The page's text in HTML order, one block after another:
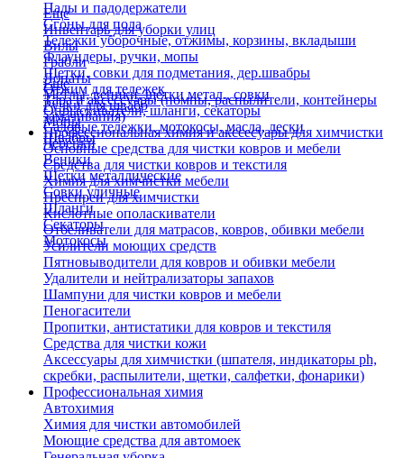
Пады и падодержатели
Сгоны для пола
Тележки уборочные, отжимы, корзины, вкладыши
Флаундеры, ручки, мопы
Щетки, совки для подметания, дер.швабры
Отжим для тележек
Ручки для швабр
Мопы
Швабры
Еще
Инвентарь для уборки улиц
Вилы
Грабли
Лопаты
Метлы, веники, щетки метал., совки
Опрыскиватели, шланги, секаторы
Садовые тележки, мотокосы, масла, лески
Черенки
Веники
Щетки металлические
Совки уличные
Шланги
Секаторы
Мотокосы
Еще
Тара и аксессуары (помпы, распылители, контейнеры
замачивания)
Профессиональная химия и акссесуары для химчистки
Основные средства для чистки ковров и мебели
Средства для чистки ковров и текстиля
Химия для химчистки мебели
Преспреи для химчистки
Кислотные ополаскиватели
Отбеливатели для матрасов, ковров, обивки мебели
Усилители моющих средств
Пятновыводители для ковров и обивки мебели
Удалители и нейтрализаторы запахов
Шампуни для чистки ковров и мебели
Пеногасители
Пропитки, антистатики для ковров и текстиля
Средства для чистки кожи
Аксессуары для химчистки (шпателя, индикаторы ph,
скребки, распылители, щетки, салфетки, фонарики)
Профессиональная химия
Автохимия
Химия для чистки автомобилей
Моющие средства для автомоек